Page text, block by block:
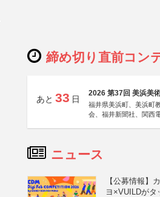
締め切り直前コン
あと 33 日
2026 第37回 美浜美
福井県美浜町、美浜町
会、福井新聞社、関西
ニュース
【公募情報】
ヨ×VUILDがタ